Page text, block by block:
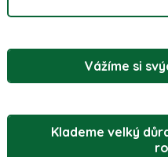
Vážíme si
Klademe velký